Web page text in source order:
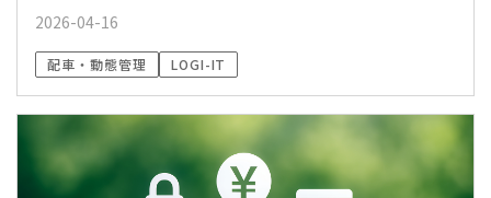
2026-04-16
配車・動態管理 LOGI-IT